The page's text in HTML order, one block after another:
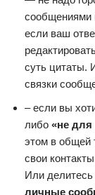
сообщениями
если ваш
суть цитаты.
связки
– если вы
либо «не для
этом в общей
свои
Или
личные